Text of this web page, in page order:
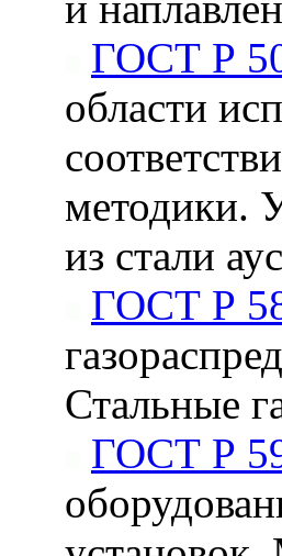
ГОСТ Р
области
методики.
из стали
ГОСТ Р
Стальные
ГОСТ Р